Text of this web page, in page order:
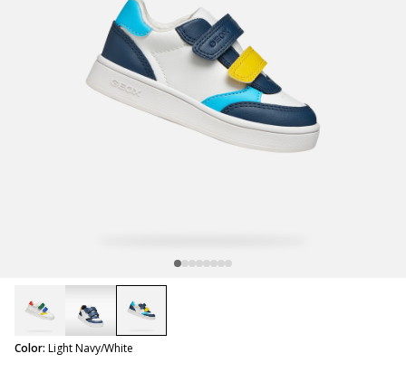
Color: Light Navy/White